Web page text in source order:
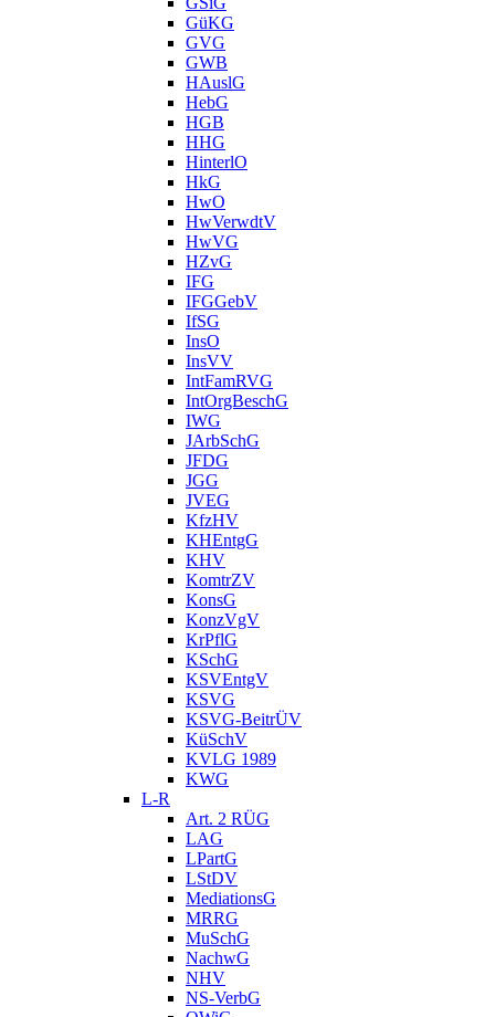
GüKG
GVG
GWB
HAuslG
HebG
HGB
HHG
HinterlO
HkG
HwO
HwVerwdtV
HwVG
HZvG
IFG
IFGGebV
IfSG
InsO
InsVV
IntFamRVG
IntOrgBeschG
IWG
JArbSchG
JFDG
JGG
JVEG
KfzHV
KHEntgG
KHV
KomtrZV
KonsG
KonzVgV
KrPflG
KSchG
KSVEntgV
KSVG
KSVG-BeitrÜV
KüSchV
KVLG 1989
KWG
L-R
Art. 2 RÜG
LAG
LPartG
LStDV
MediationsG
MRRG
MuSchG
NachwG
NHV
NS-VerbG